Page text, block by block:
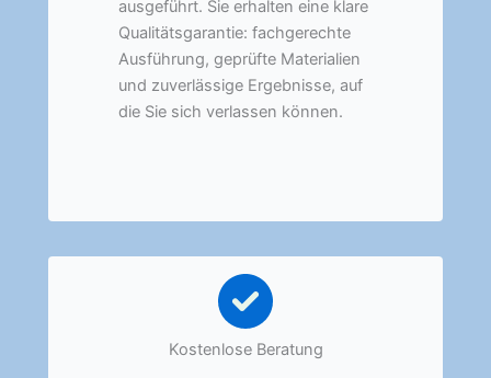
ausgeführt. Sie erhalten eine klare
Qualitätsgarantie: fachgerechte
Ausführung, geprüfte Materialien
und zuverlässige Ergebnisse, auf
die Sie sich verlassen können.
Kostenlose Beratung